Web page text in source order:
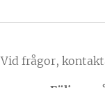
Vid frågor,